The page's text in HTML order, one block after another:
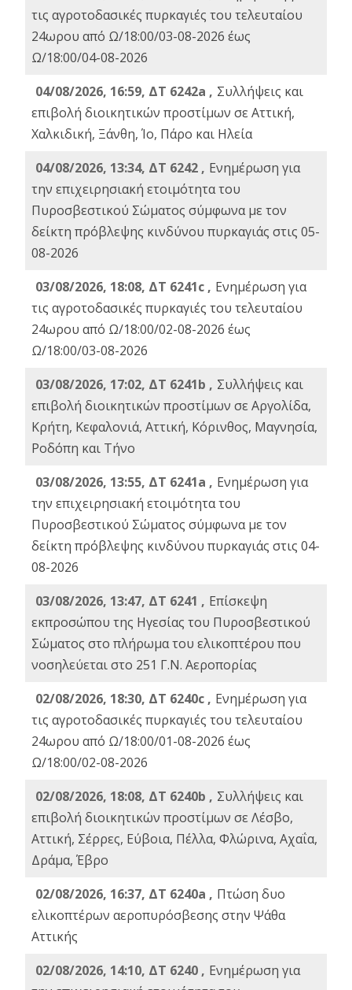
τις αγροτοδασικές πυρκαγιές του τελευταίου
24ωρου από Ω/18:00/03-08-2026 έως
Ω/18:00/04-08-2026
04/08/2026, 16:59, ΔΤ 6242a , Συλλήψεις και
επιβολή διοικητικών προστίμων σε Αττική,
Χαλκιδική, Ξάνθη, Ίο, Πάρο και Ηλεία
04/08/2026, 13:34, ΔΤ 6242 , Ενημέρωση για
την επιχειρησιακή ετοιμότητα του
Πυροσβεστικού Σώματος σύμφωνα με τον
δείκτη πρόβλεψης κινδύνου πυρκαγιάς στις 05-
08-2026
03/08/2026, 18:08, ΔΤ 6241c , Ενημέρωση για
τις αγροτοδασικές πυρκαγιές του τελευταίου
24ωρου από Ω/18:00/02-08-2026 έως
Ω/18:00/03-08-2026
03/08/2026, 17:02, ΔΤ 6241b , Συλλήψεις και
επιβολή διοικητικών προστίμων σε Αργολίδα,
Κρήτη, Κεφαλονιά, Αττική, Κόρινθος, Μαγνησία,
Ροδόπη και Τήνο
03/08/2026, 13:55, ΔΤ 6241a , Ενημέρωση για
την επιχειρησιακή ετοιμότητα του
Πυροσβεστικού Σώματος σύμφωνα με τον
δείκτη πρόβλεψης κινδύνου πυρκαγιάς στις 04-
08-2026
03/08/2026, 13:47, ΔΤ 6241 , Επίσκεψη
εκπροσώπου της Ηγεσίας του Πυροσβεστικού
Σώματος στο πλήρωμα του ελικοπτέρου που
νοσηλεύεται στο 251 Γ.Ν. Αεροπορίας
02/08/2026, 18:30, ΔΤ 6240c , Ενημέρωση για
τις αγροτοδασικές πυρκαγιές του τελευταίου
24ωρου από Ω/18:00/01-08-2026 έως
Ω/18:00/02-08-2026
02/08/2026, 18:08, ΔΤ 6240b , Συλλήψεις και
επιβολή διοικητικών προστίμων σε Λέσβο,
Αττική, Σέρρες, Εύβοια, Πέλλα, Φλώρινα, Αχαΐα,
Δράμα, Έβρο
02/08/2026, 16:37, ΔΤ 6240a , Πτώση δυο
ελικοπτέρων αεροπυρόσβεσης στην Ψάθα
Αττικής
02/08/2026, 14:10, ΔΤ 6240 , Ενημέρωση για